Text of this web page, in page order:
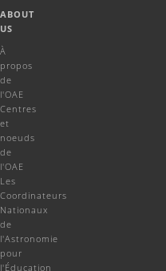
ABOUT
US
À
propos
de
l'OAE
Centres
et
noeuds
de
l'OAE
Les
Coordinateurs
Nationaux
de
l'Astronomie
pour
l'Éducation